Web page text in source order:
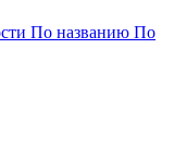
По названию По